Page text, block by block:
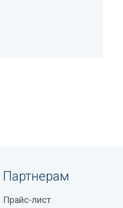
Партнерам
Прайс-лист